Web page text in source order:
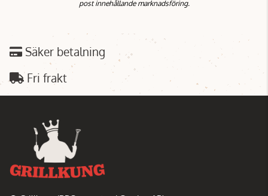
post innehållande marknadsföring.
Säker betalning
Fri frakt